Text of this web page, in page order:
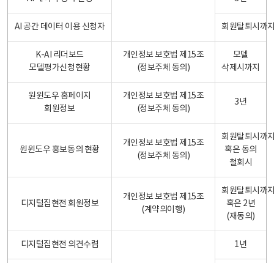
AI 공간 데이터 이용 신청자 회원탈퇴시까
K-AI 리더보드
모델평가신청현황
개인정보 보호법 제15조
(정보주체 동의)
모델
삭제시까지
원윈도우 홈페이지
회원정보
개인정보 보호법 제15조
(정보주체 동의)
3년
원윈도우 홍보동의 현황
개인정보 보호법 제15조
(정보주체 동의)
회원탈퇴시까
혹은 동의
철회시
디지털집현전 회원정보
개인정보 보호법 제15조
(계약의이행)
회원탈퇴시까
혹은 2년
(재동의)
디지털집현전 의견수렴 1년